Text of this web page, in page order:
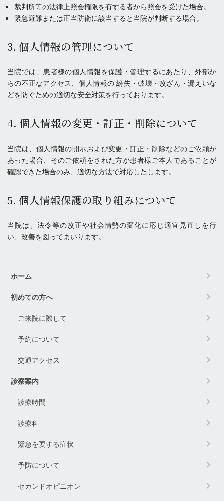
裁判所等の法律上照会権限を有する者から照会を受けた場合。
緊急避難または正当防衛に該当すると当院が判断する場合。
3. 個人情報の管理について
当院では、患者様の個人情報を保護・管理するにあたり、外部か
らの不正なアクセス、個人情報の 紛失・破壊・改ざん・漏えいな
どを防ぐための適切な安全対策を行っております。
4. 個人情報の変更・訂正・削除について
当院は、個人情報の開示および変更・訂正・削除などのご依頼が
あった場合、そのご依頼をされた方が患者様ご本人であることが
確認できた場合のみ、適切な方法で対応したします。
5. 個人情報保護の取り組みについて
当院は、法令等の改正や社会情勢の変化に応じ適宜見直しを行
い、改善を図ってまいります。
ホーム
初めての方へ
ご来院に際して
予約について
交通アクセス
診察案内
診療時間
診療科
緊急を要する症状
予防について
セカンドオピニオン